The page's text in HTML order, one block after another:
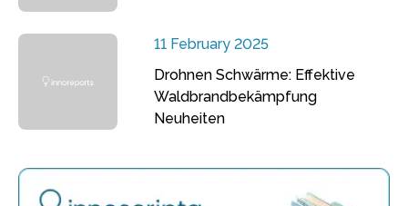
11 February 2025
Drohnen Schwärme: Effektive
Waldbrandbekämpfung
Neuheiten